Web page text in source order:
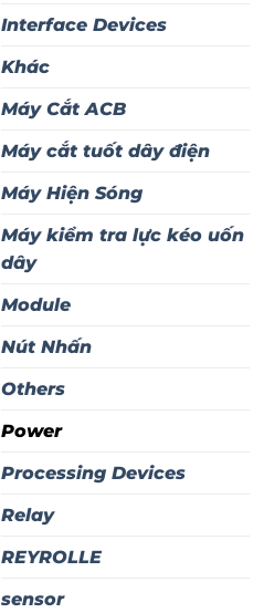
Interface Devices
Khác
Máy Cắt ACB
Máy cắt tuốt dây điện
Máy Hiện Sóng
Máy kiểm tra lực kéo uốn
dây
Module
Nút Nhấn
Others
Power
Processing Devices
Relay
REYROLLE
sensor